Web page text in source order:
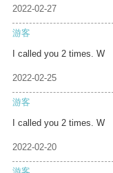
2022-02-27
游客
I called you 2 times. W
2022-02-25
游客
I called you 2 times. W
2022-02-20